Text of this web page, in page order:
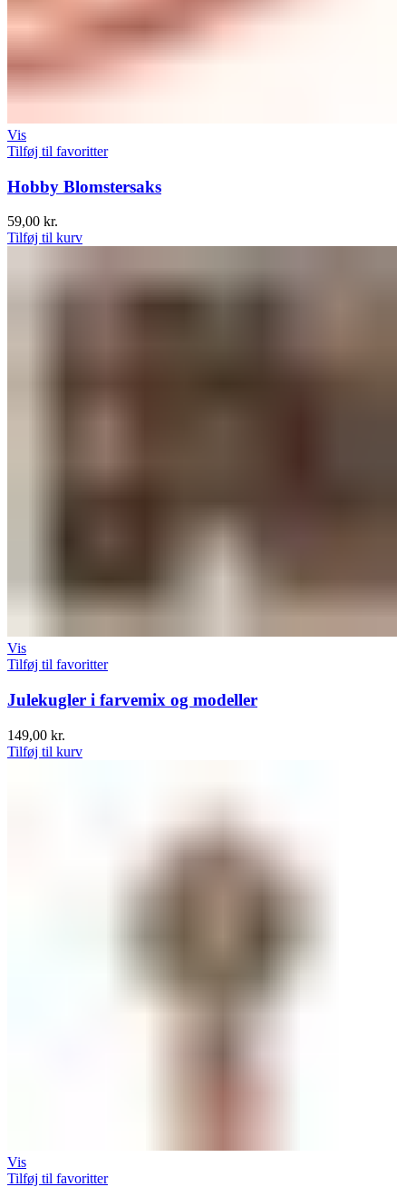
Vis
Tilføj til favoritter
Hobby Blomstersaks
59,00 kr.
Tilføj til kurv
Vis
Tilføj til favoritter
Julekugler i farvemix og modeller
149,00 kr.
Tilføj til kurv
Vis
Tilføj til favoritter